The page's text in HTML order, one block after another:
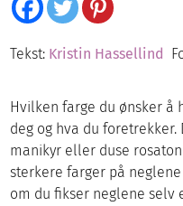
Tekst: Kristin Hassellind
Hvilken farge du ønsker å
deg og hva du
manikyr eller duse
sterkere farger på
om du fikser neglene